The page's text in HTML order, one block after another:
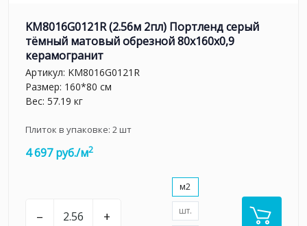
KM8016G0121R (2.56м 2пл) Портленд серый
тёмный матовый обрезной 80x160x0,9
керамогранит
Артикул: KM8016G0121R
Размер: 160*80 см
Вес: 57.19 кг
Плиток в упаковке: 2шт
4 697 руб./м2
– +
м2
шт.